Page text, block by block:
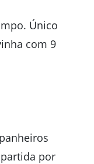
Único
com 9
por